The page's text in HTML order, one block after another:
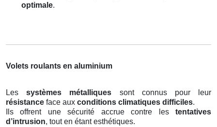
optimale.
Volets roulants en aluminium
Lessystèmes métalliques sont connus pour leur
résistance face aux conditions climatiques difficiles.
Ils offrent une sécurité accrue contre les tentatives
d’intrusion, tout en étant esthétiques.